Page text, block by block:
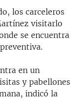
los carceleros
visitarlo
se encuentra
en un
y pabellones
indicó la